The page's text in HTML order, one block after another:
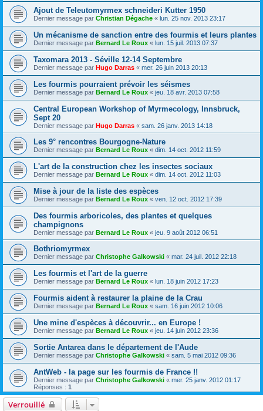
Ajout de Teleutomyrmex schneideri Kutter 1950
Dernier message par Christian Dégache « lun. 25 nov. 2013 23:17
Un mécanisme de sanction entre des fourmis et leurs plantes
Dernier message par Bernard Le Roux « lun. 15 juil. 2013 07:37
Taxomara 2013 - Séville 12-14 Septembre
Dernier message par Hugo Darras « mer. 26 juin 2013 20:13
Les fourmis pourraient prévoir les séismes
Dernier message par Bernard Le Roux « jeu. 18 avr. 2013 07:58
Central European Workshop of Myrmecology, Innsbruck,
Sept 20
Dernier message par Hugo Darras « sam. 26 janv. 2013 14:18
Les 9° rencontres Bourgogne-Nature
Dernier message par Bernard Le Roux « dim. 14 oct. 2012 11:59
L'art de la construction chez les insectes sociaux
Dernier message par Bernard Le Roux « dim. 14 oct. 2012 11:03
Mise à jour de la liste des espèces
Dernier message par Bernard Le Roux « ven. 12 oct. 2012 17:39
Des fourmis arboricoles, des plantes et quelques
champignons
Dernier message par Bernard Le Roux « jeu. 9 août 2012 06:51
Bothriomyrmex
Dernier message par Christophe Galkowski « mar. 24 juil. 2012 22:18
Les fourmis et l'art de la guerre
Dernier message par Bernard Le Roux « lun. 18 juin 2012 17:23
Fourmis aident à restaurer la plaine de la Crau
Dernier message par Bernard Le Roux « sam. 16 juin 2012 10:06
Une mine d'espèces à découvrir... en Europe !
Dernier message par Bernard Le Roux « jeu. 14 juin 2012 23:36
Sortie Antarea dans le département de l'Aude
Dernier message par Christophe Galkowski « sam. 5 mai 2012 09:36
AntWeb - la page sur les fourmis de France !!
Dernier message par Christophe Galkowski « mer. 25 janv. 2012 01:17
Réponses : 1
Verrouillé